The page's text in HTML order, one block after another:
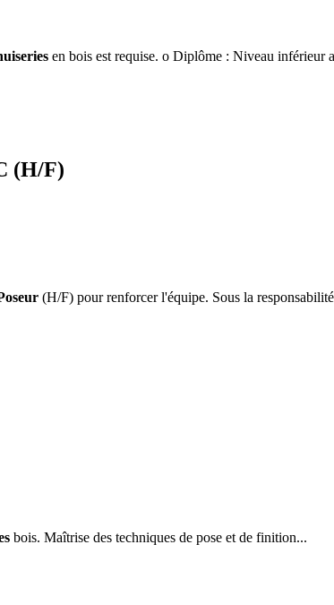
en bois est requise. o Diplôme : Niveau inférieur
(H/F)
(H/F) pour renforcer l'équipe. Sous la
bois. Maîtrise des techniques de pose et de finition...